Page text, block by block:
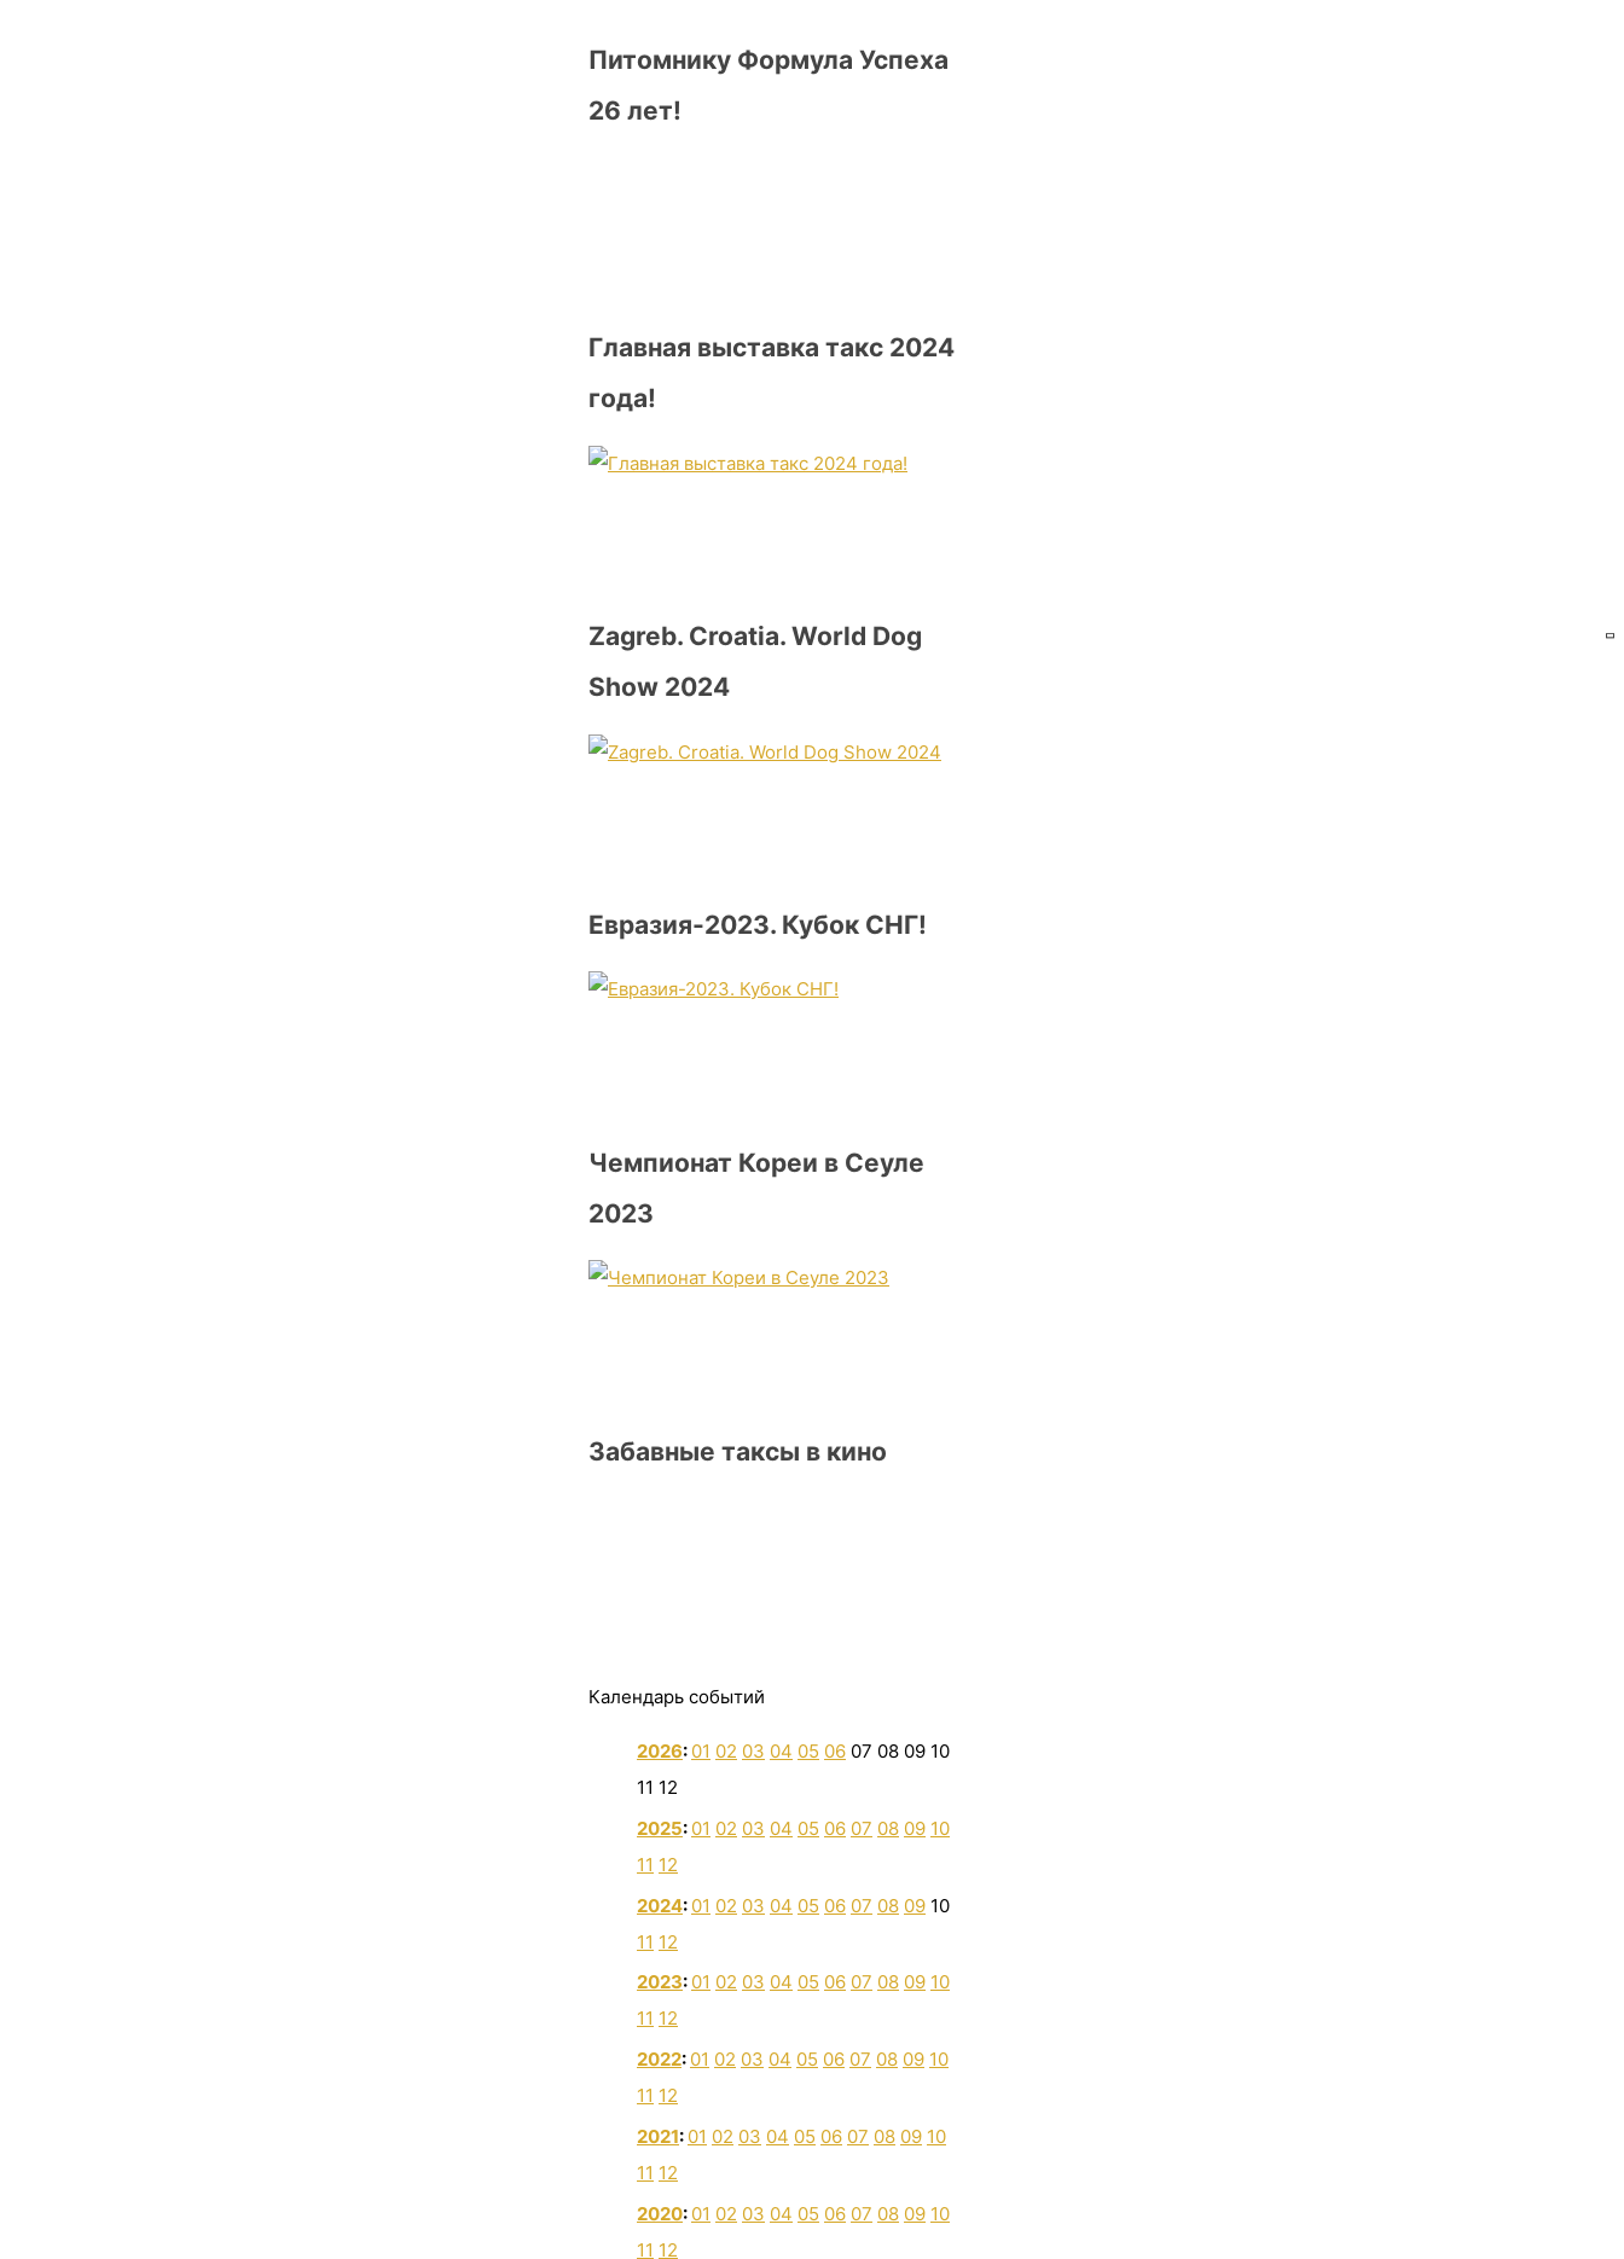
Питомнику Формула Успеха
26 лет!
Главная выставка такс 2024
года!
Zagreb. Croatia. World Dog
Show 2024
Евразия-2023. Кубок СНГ!
Чемпионат Кореи в Сеуле
2023
Забавные таксы в кино
Календарь событий
2026: 01 02 03 04 05 06 07 08 09 10
11 12
2025: 01 02 03 04 05 06 07 08 09 10
11 12
2024: 01 02 03 04 05 06 07 08 09 10
11 12
2023: 01 02 03 04 05 06 07 08 09 10
11 12
2022: 01 02 03 04 05 06 07 08 09 10
11 12
2021: 01 02 03 04 05 06 07 08 09 10
11 12
2020: 01 02 03 04 05 06 07 08 09 10
11 12